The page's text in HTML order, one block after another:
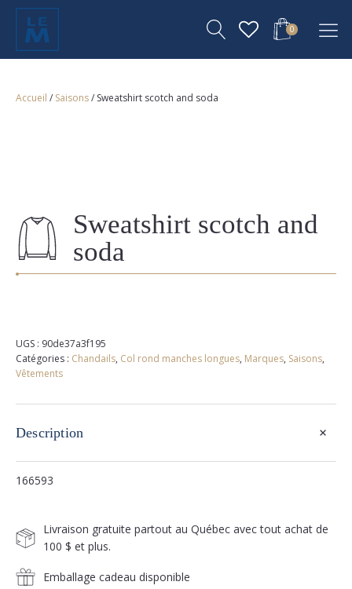
0
Accueil / Saisons/ Sweatshirt scotch and soda
Sweatshirt scotch and
soda
UGS : 90de37a3f195
Catégories : Chandails, Col rond manches longues, Marques, Saisons,
Vêtements
Description +
166593
Livraison gratuite partout au Québec avec tout achat de
100 $ et plus.
Emballage cadeau disponible